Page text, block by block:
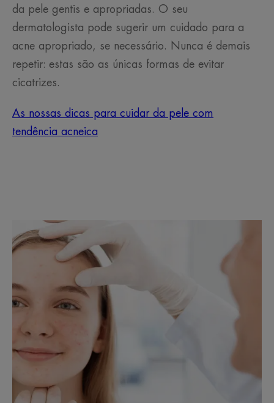
da pele gentis e apropriadas. O seu
dermatologista pode sugerir um cuidado para a
acne apropriado, se necessário. Nunca é demais
repetir: estas são as únicas formas de evitar
cicatrizes.
As nossas dicas para cuidar da pele com
tendência acneica